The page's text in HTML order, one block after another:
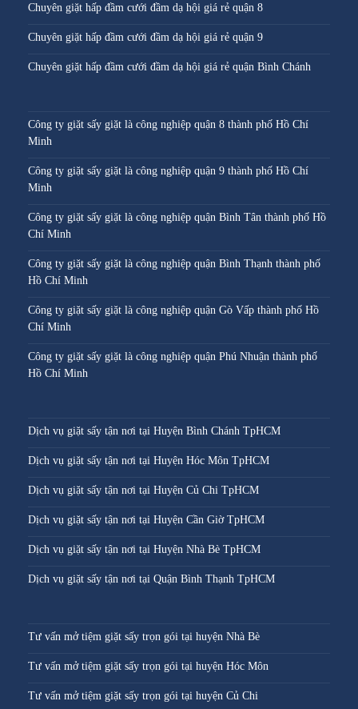
Chuyên giặt hấp đầm cưới đầm dạ hội giá rẻ quận 8
Chuyên giặt hấp đầm cưới đầm dạ hội giá rẻ quận 9
Chuyên giặt hấp đầm cưới đầm dạ hội giá rẻ quận Bình Chánh
Công ty giặt sấy giặt là công nghiệp quận 8 thành phố Hồ Chí
Minh
Công ty giặt sấy giặt là công nghiệp quận 9 thành phố Hồ Chí
Minh
Công ty giặt sấy giặt là công nghiệp quận Bình Tân thành phố Hồ
Chí Minh
Công ty giặt sấy giặt là công nghiệp quận Bình Thạnh thành phố
Hồ Chí Minh
Công ty giặt sấy giặt là công nghiệp quận Gò Vấp thành phố Hồ
Chí Minh
Công ty giặt sấy giặt là công nghiệp quận Phú Nhuận thành phố
Hồ Chí Minh
Dịch vụ giặt sấy tận nơi tại Huyện Bình Chánh TpHCM
Dịch vụ giặt sấy tận nơi tại Huyện Hóc Môn TpHCM
Dịch vụ giặt sấy tận nơi tại Huyện Củ Chi TpHCM
Dịch vụ giặt sấy tận nơi tại Huyện Cần Giờ TpHCM
Dịch vụ giặt sấy tận nơi tại Huyện Nhà Bè TpHCM
Dịch vụ giặt sấy tận nơi tại Quận Bình Thạnh TpHCM
Tư vấn mở tiệm giặt sấy trọn gói tại huyện Nhà Bè
Tư vấn mở tiệm giặt sấy trọn gói tại huyện Hóc Môn
Tư vấn mở tiệm giặt sấy trọn gói tại huyện Củ Chi